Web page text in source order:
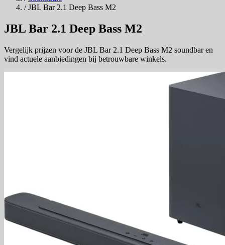
/ JBL Bar 2.1 Deep Bass M2
JBL Bar 2.1 Deep Bass M2
Vergelijk prijzen voor de JBL Bar 2.1 Deep Bass M2 soundbar en
vind actuele aanbiedingen bij betrouwbare winkels.